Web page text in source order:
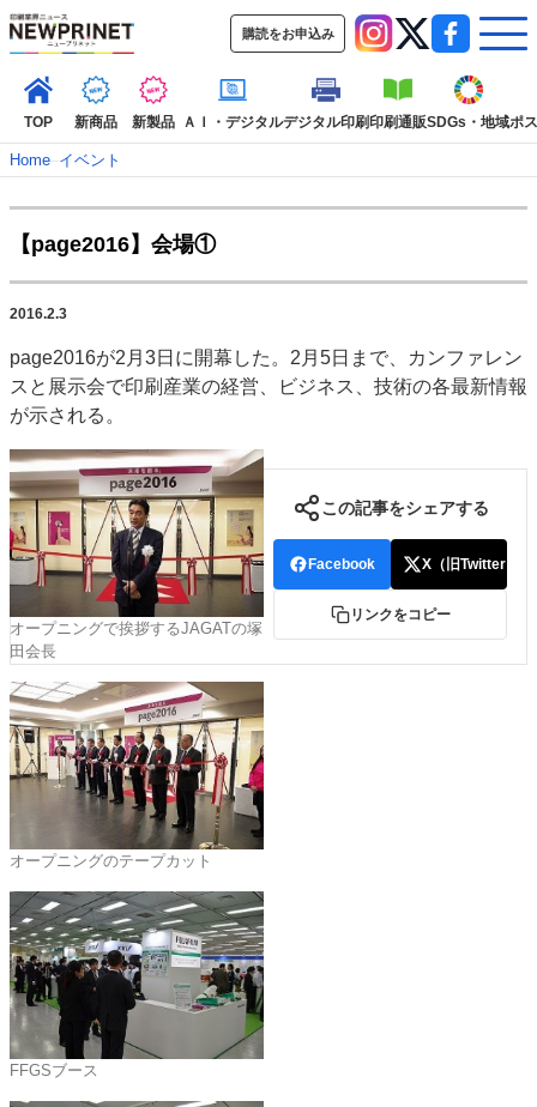
購読をお申込み
TOP 新商品 新製品 ＡＩ・デジタルデジタル印刷印刷通販SDGs・地域ポ
インタビュー
コレクション
新商品 新製品 ＡＩ・デジタル デジタル印刷
印刷通販
SDGs・地域
特集記事カテゴリー一覧
2022 見える化・MIS特集
特集・デジタル印刷 アイデアで勝負！ ～多様なビジネス・多彩な商材～
JAPAN PACK 2023 特集
中古印刷機・製本機特集
2022 検査・校正特集
特集・デジタル印刷 ～ 新成長軌道を描く
案内
発刊案内
JFPI印刷用語集
運営
会社案内
購読・購入申し込み
お問い合わせ
Home–イベント
【page2016】会場①
2016.2.3
page2016が2月3日に開幕した。2月5日まで、カンファレン
スと展示会で印刷産業の経営、ビジネス、技術の各最新情報
が示される。
オープニングで挨拶するJAGATの塚
田会長
オープニングのテープカット
FFGSブース
この記事をシェアする
Facebook X（旧Twitter）
リンクをコピー